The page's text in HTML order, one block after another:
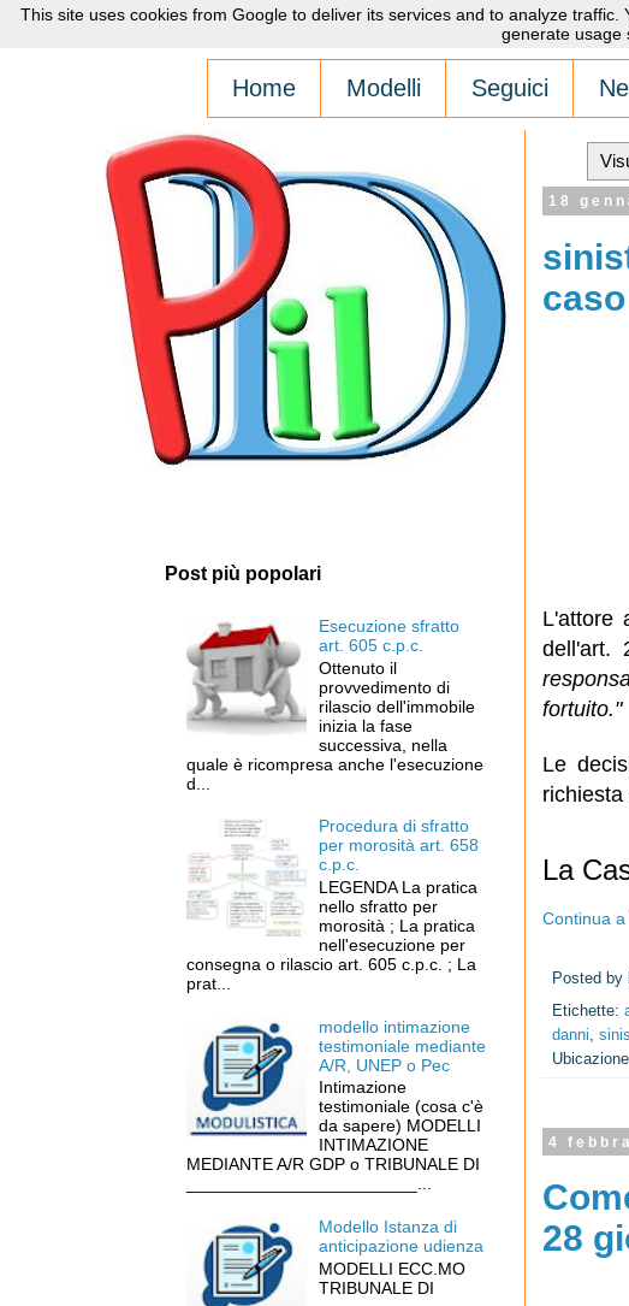
Home Modelli Seguici
18
L'attore
dell'art.
fortuito."
Le
richiesta
La
Continua
Posted by
Etichette:
danni,
4
28
Post più popolari
Esecuzione sfratto
art. 605 c.p.c.
Ottenuto il
provvedimento di
rilascio dell'immobile
inizia la fase
successiva, nella
quale è ricompresa anche l'esecuzione
d...
Procedura di sfratto
per morosità art. 658
c.p.c.
LEGENDA La pratica
nello sfratto per
morosità ; La pratica
nell'esecuzione per
consegna o rilascio art. 605 c.p.c. ; La
prat...
modello intimazione
testimoniale mediante
A/R, UNEP o Pec
Intimazione
testimoniale (cosa c'è
da sapere) MODELLI
INTIMAZIONE
MEDIANTE A/R GDP o TRIBUNALE DI
________________________...
Modello Istanza di
anticipazione udienza
MODELLI ECC.MO
TRIBUNALE DI
This site uses cookies from Google to deliver its services and to analyze
generate usage